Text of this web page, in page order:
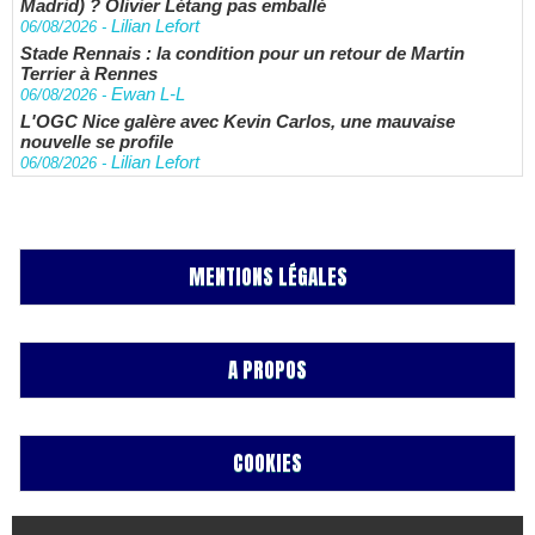
Madrid) ? Olivier Létang pas emballé
06/08/2026 - Lilian Lefort
Stade Rennais : la condition pour un retour de Martin
Terrier à Rennes
06/08/2026 - Ewan L-L
L'OGC Nice galère avec Kevin Carlos, une mauvaise
nouvelle se profile
06/08/2026 - Lilian Lefort
MENTIONS LÉGALES
A PROPOS
COOKIES